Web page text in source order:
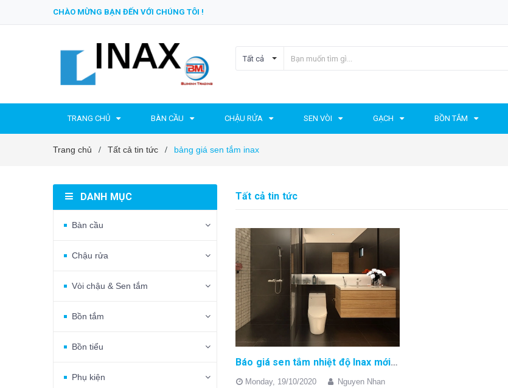
CHÀO MỪNG BẠN ĐẾN VỚI CHÚNG TÔI !
Tất cả
TRANG CHỦ BÀN CẦU CHẬU RỬA SEN VÒI GẠCH BỒN TẮM
Trang chủ / Tất cả tin tức / bảng giá sen tắm inax
Tất cả tin tức
Báo giá sen tắm nhiệt độ Inax mới nhất phục vụ mùa lạnh
Monday, 19/10/2020 Nguyen Nhan
DANH MỤC
Bàn cầu
Chậu rửa
Vòi chậu & Sen tắm
Bồn tắm
Bồn tiểu
Phụ kiện